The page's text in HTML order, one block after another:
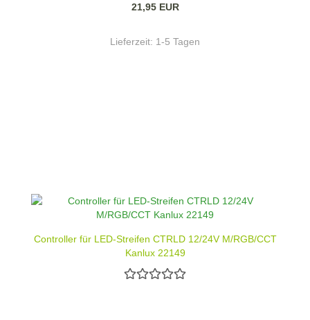
21,95 EUR
Lieferzeit: 1-5 Tagen
Controller für LED-Streifen CTRLD 12/24V M/RGB/CCT
Kanlux 22149